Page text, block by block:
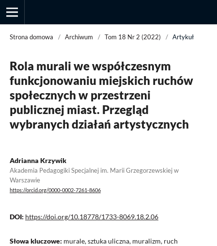
Przegląd Socjologii Jakościowej
Strona domowa / Archiwum / Tom 18 Nr 2 (2022) / Artykuł
Rola murali we współczesnym
funkcjonowaniu miejskich ruchów
społecznych w przestrzeni
publicznej miast. Przegląd
wybranych działań artystycznych
Adrianna Krzywik
Akademia Pedagogiki Specjalnej im. Marii Grzegorzewskiej w
Warszawie
https://orcid.org/0000-0002-7261-8606
DOI: https://doi.org/10.18778/1733-8069.18.2.06
Słowa kluczowe: murale, sztuka uliczna, muralizm, ruch